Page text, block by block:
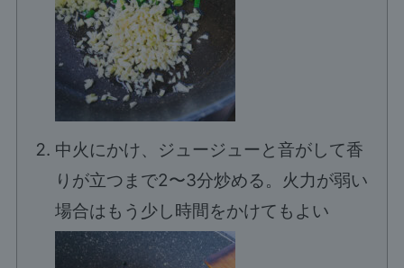
中火にかけ、ジュージューと音がして香
りが立つまで2〜3分炒める。火力が弱い
場合はもう少し時間をかけてもよい